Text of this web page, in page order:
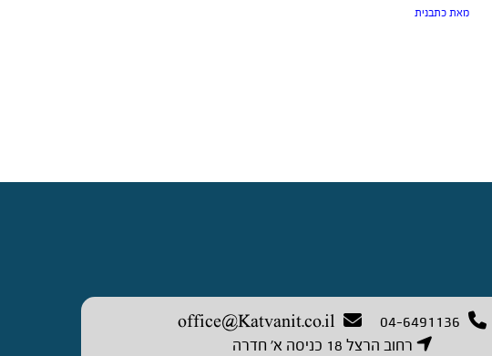
מאת כתבנית
04-6491136
office@Katvanit.co.il
רחוב הרצל 18 כניסה א’ חדרה